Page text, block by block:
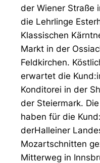
der Wiener Straße
die Lehrlinge
Klassischen
Markt in der
Feldkirchen.
erwartet die
Konditorei in der
der Steiermark.
haben für die
derHalleiner
Mozartschnitten
Mitterweg in